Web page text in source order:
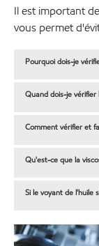
Il est important
vous permet
Pourquoi dois-je
Quand dois-je vérifier
Comment vérifier et
Qu'est-ce que la
Si le voyant de l'huile